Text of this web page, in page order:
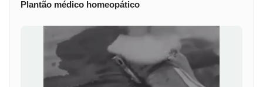
Plantão médico homeopático